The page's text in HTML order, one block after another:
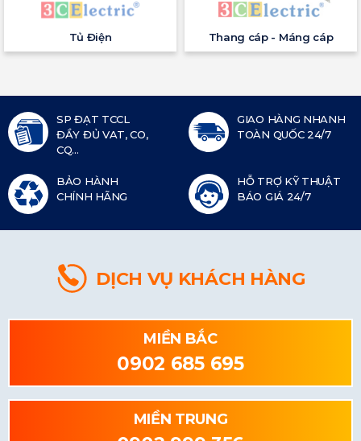
Tủ Điện Thang cáp - Máng cáp
SP ĐẠT TCCL
ĐẦY ĐỦ VAT, CO,
CQ...
GIAO HÀNG NHANH
TOÀN QUỐC 24/7
BẢO HÀNH
CHÍNH HÃNG
HỖ TRỢ KỸ THUẬT
BÁO GIÁ 24/7
DỊCH VỤ KHÁCH HÀNG
MIỀN BẮC
0902 685 695
MIỀN TRUNG